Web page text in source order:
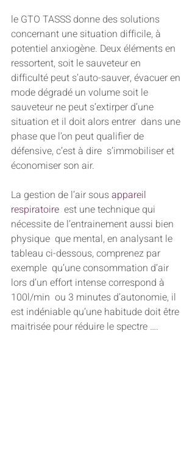
le GTO TASSS donne des solutions
concernant une situation difficile, à
potentiel anxiogène. Deux éléments en
ressortent, soit le sauveteur en
difficulté peut s’auto-sauver, évacuer en
mode dégradé un volume soit le
sauveteur ne peut s’extirper d’une
situation et il doit alors entrer  dans une
phase que l’on peut qualifier de
défensive, c’est à dire  s’immobiliser et
économiser son air.
La gestion de l’air sous appareil
respiratoire
  est une technique qui
nécessite de l’entrainement aussi bien
physique  que mental, en analysant le
tableau ci-dessous, comprenez par
exemple  qu’une consommation d’air
lors d’un effort intense correspond à
100l/min  ou 3 minutes d’autonomie, il
est indéniable qu’une habitude doit être
maitrisée pour réduire le spectre ….